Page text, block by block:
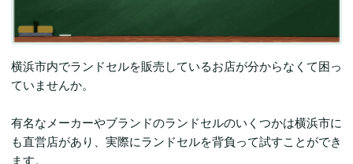
横浜市内でランドセルを販売しているお店が分からなくて困っ
ていませんか。
有名なメーカーやブランドのランドセルのいくつかは横浜市に
も直営店があり、実際にランドセルを背負って試すことができ
ます。